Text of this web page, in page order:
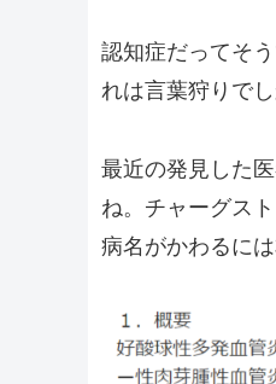
認知症だってそ
れは言葉狩りで
最近の発見した
ね。チャーグス
病名がかわるに